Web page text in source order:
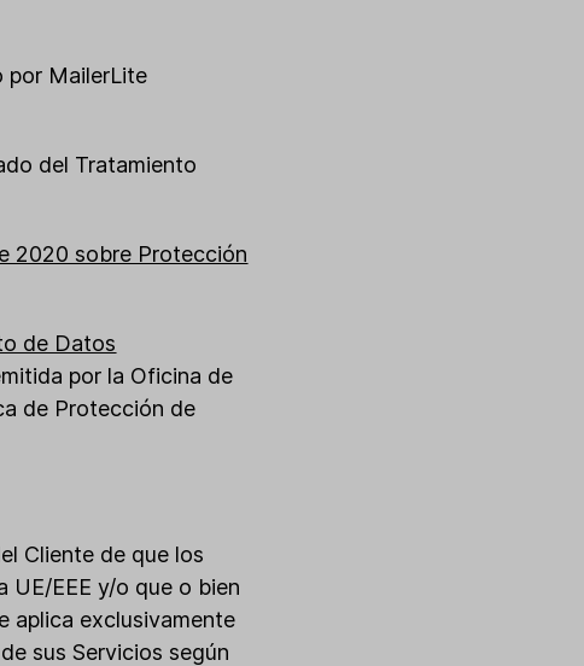
por MailerLite
del Tratamiento
2020 sobre Protección
de Datos
por la Oficina de
de Protección de
Cliente de que los
UE/EEE y/o que o bien
aplica exclusivamente
sus Servicios según